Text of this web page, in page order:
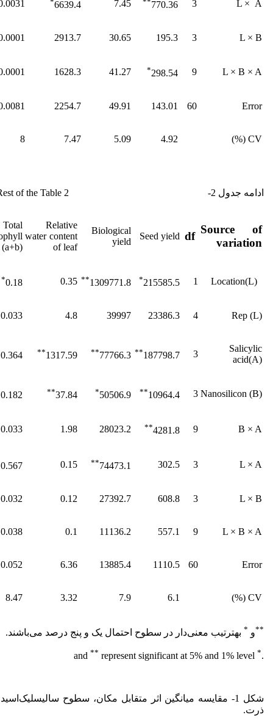
L × ‌A
3
770.36
7.45
6639.4
L × ‌B
3
195.3
30.65
2913.7
L × B × A
9
298.54
*
41.27
1628.3
Error
60
143.01
49.91
2254.7
CV (%)
4.92
5.09
7.47
8
ادامه جدول 2- Rest of the Table 2.
Source of
variation
df
Seed yield
Biological
yield
Relative
water content
of leaf
Total
(a+b)
(L)Location
1
215585.5
*
1309771.8
**
0.35
0.18
*
Rep (L)
4
23386.3
39997
4.8
0.033
Salicylic
acid(A)
3
187798.7
**
77766.3
**
1317.59
**
0.364
(B) Nanosilicon
3
10964.4
**
50506.9
*
37.84
**
0.182
B × ‌A
9
4281.8
**
28023.2
1.98
0.033
L × ‌A
3
302.5
74473.1
**
0.15
0.567
L × ‌B
3
608.8
27392.7
0.12
0.032
L × B × A
9
557.1
11136.2
0.1
0.038
Error
60
1110.5
13885.4
6.36
0.052
CV (%)
6.1
7.9
3.32
8.47
**و * به­ترتیب معنی‌دار در سطوح احتمال یک و پنج درصد می‌باشند.
.
*
** represent significant at 5% and 1% level
شکل 1- مقایسه میانگین اثر متقابل مکان، سطوح
ذرت.